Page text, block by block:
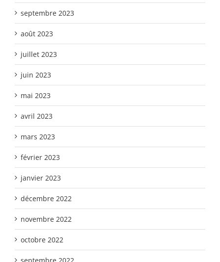
septembre 2023
août 2023
juillet 2023
juin 2023
mai 2023
avril 2023
mars 2023
février 2023
janvier 2023
décembre 2022
novembre 2022
octobre 2022